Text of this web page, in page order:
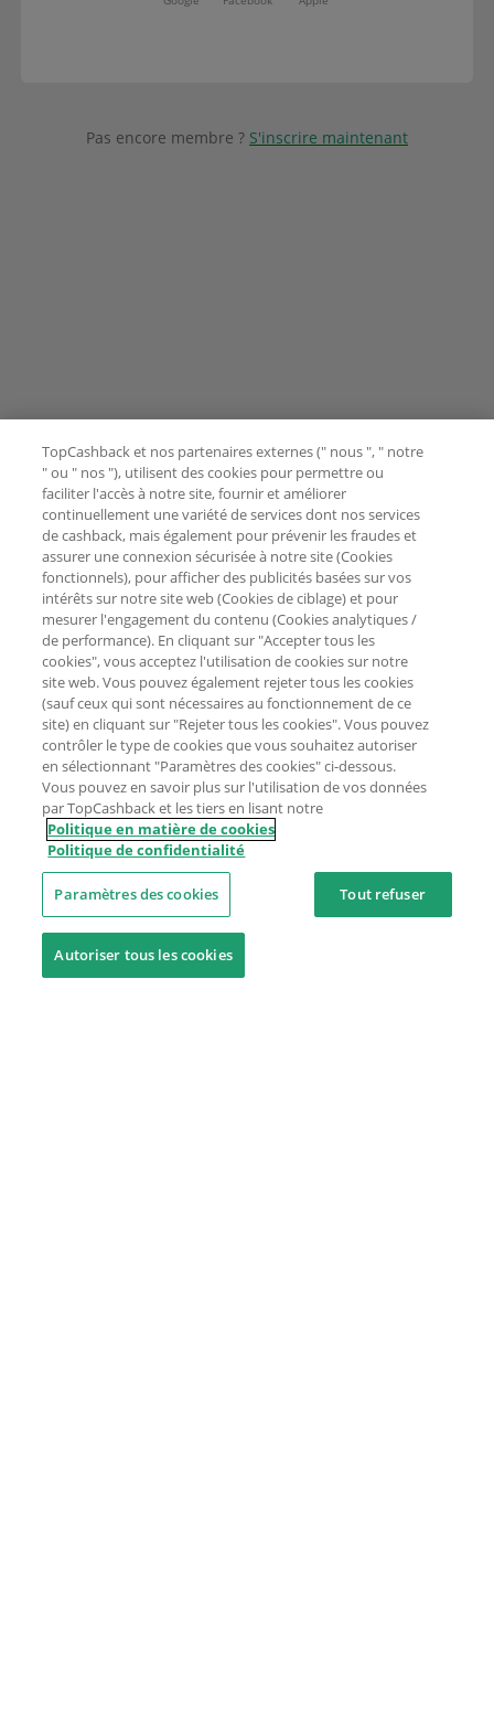
Pas encore membre ? S'inscrire maintenant
TopCashback et nos partenaires externes (" nous ", " notre
" ou " nos "), utilisent des cookies pour permettre ou
faciliter l'accès à notre site, fournir et améliorer
continuellement une variété de services dont nos services
de cashback, mais également pour prévenir les fraudes et
assurer une connexion sécurisée à notre site (Cookies
fonctionnels), pour afficher des publicités basées sur vos
intérêts sur notre site web (Cookies de ciblage) et pour
mesurer l'engagement du contenu (Cookies analytiques /
de performance). En cliquant sur "Accepter tous les
cookies", vous acceptez l'utilisation de cookies sur notre
site web. Vous pouvez également rejeter tous les cookies
(sauf ceux qui sont nécessaires au fonctionnement de ce
site) en cliquant sur "Rejeter tous les cookies". Vous pouvez
contrôler le type de cookies que vous souhaitez autoriser
en sélectionnant "Paramètres des cookies" ci-dessous.
Vous pouvez en savoir plus sur l'utilisation de vos données
par TopCashback et les tiers en lisant notre
Politique en matière de cookies
Politique de confidentialité
Paramètres des cookies Tout refuser
Autoriser tous les cookies